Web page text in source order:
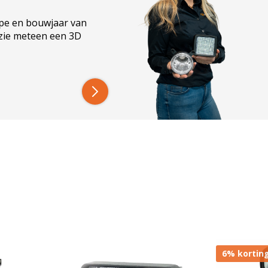
modellen?
en bouwjaar van
meteen een 3D
6%